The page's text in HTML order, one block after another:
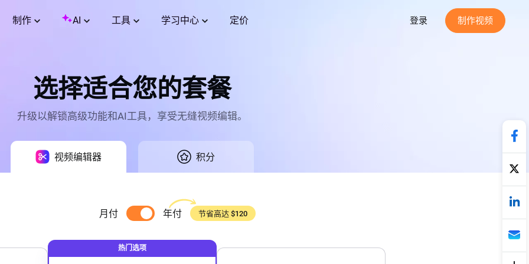
制作 AI 工具 学习中心 定价 登录 制作视频
选择适合您的套餐
升级以解锁高级功能和AI工具，享受无缝视频编辑。
视频编辑器 积分
月付 年付 节省高达 $120
热门选项